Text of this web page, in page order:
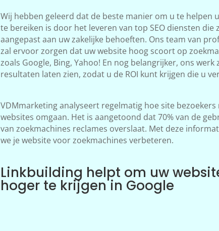
Wij hebben geleerd dat de beste manier om u te helpen
te bereiken is door het leveren van top SEO diensten die
aangepast aan uw zakelijke behoeften. Ons team van
zal ervoor zorgen dat uw website hoog scoort op
zoals Google, Bing, Yahoo! En nog belangrijker, ons werk
resultaten laten zien, zodat u de ROI kunt krijgen die u
VDMmarketing analyseert regelmatig hoe site bezoekers
websites omgaan. Het is aangetoond dat 70% van de
van zoekmachines reclames overslaat. Met deze
we je website voor zoekmachines verbeteren.
Linkbuilding helpt om uw
hoger te krijgen in Google